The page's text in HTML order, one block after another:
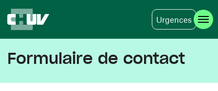
Urgences
Formulaire de contact